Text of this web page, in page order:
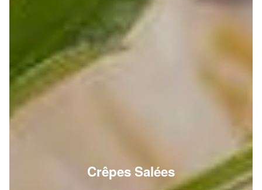
Crêpes Salées